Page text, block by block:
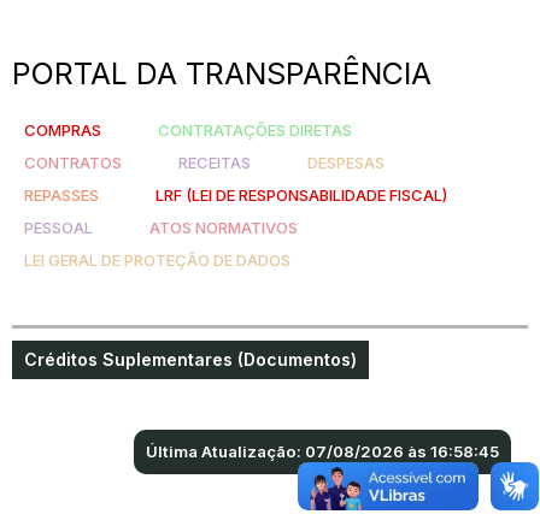
PORTAL DA TRANSPARÊNCIA
COMPRAS
CONTRATAÇÕES DIRETAS
CONTRATOS
RECEITAS
DESPESAS
REPASSES
LRF (LEI DE RESPONSABILIDADE FISCAL)
PESSOAL
ATOS NORMATIVOS
LEI GERAL DE PROTEÇÃO DE DADOS
Créditos Suplementares (Documentos)
Última Atualização: 07/08/2026 às 16:58:45